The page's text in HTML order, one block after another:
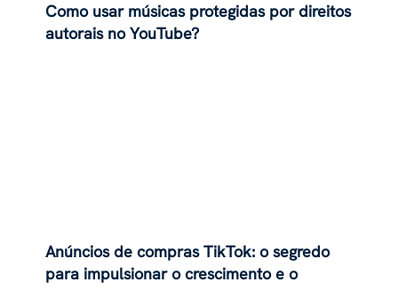
Como usar músicas protegidas por direitos
autorais no YouTube?
Anúncios de compras TikTok: o segredo
para impulsionar o crescimento e o